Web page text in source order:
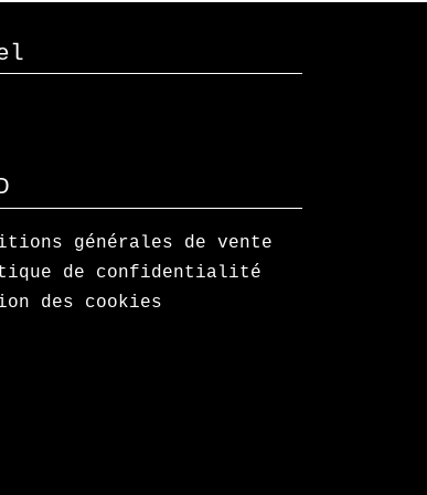
générales de vente
de confidentialité
des cookies